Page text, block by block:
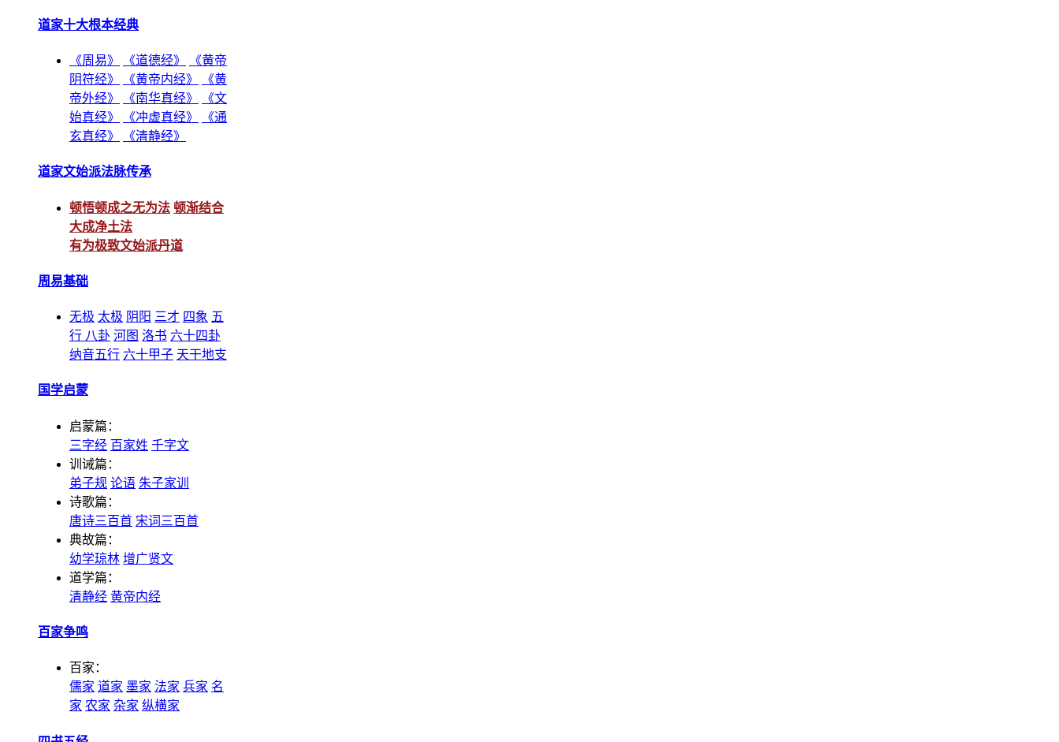
道家十大根本经典
《周易》 《道德经》
《黄帝
阴符经》
《黄帝内经》
《黄
帝外经》
《南华真经》
《文
始真经》
《冲虚真经》
《通
玄真经》
《清静经》
道家文始派法脉传承
顿悟顿成之无为法 顿渐结合
大成净土法
有为极致文始派丹道
周易基础
无极 太极 阴阳 三才 四象 五
行 八卦 河图 洛书 六十四卦
纳音五行 六十甲子 天干地支
国学启蒙
启蒙篇：
三字经 百家姓 千字文
训诫篇：
弟子规 论语 朱子家训
诗歌篇：
唐诗三百首 宋词三百首
典故篇：
幼学琼林 增广贤文
道学篇：
清静经 黄帝内经
百家争鸣
百家：
儒家 道家 墨家 法家 兵家 名
家 农家 杂家 纵横家